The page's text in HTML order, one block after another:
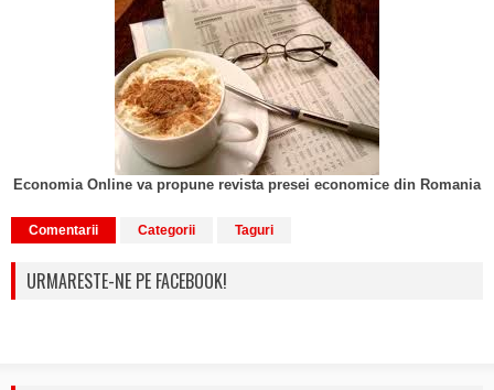
Economia Online va propune revista presei economice din Romania
Comentarii Categorii Taguri
URMARESTE-NE PE FACEBOOK!